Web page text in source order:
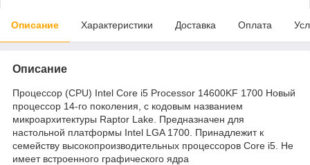
Описание Характеристики Доставка Оплата
Описание
Процессор (CPU) Intel Core i5 Processor 14600KF 1700 Новый
процессор 14-го поколения, с кодовым названием
микроархитектуры Raptor Lake. Предназначен для
настольной платформы Intel LGA 1700. Принадлежит к
семейству высокопроизводительных процессоров Core i5. Не
имеет встроенного графического ядра